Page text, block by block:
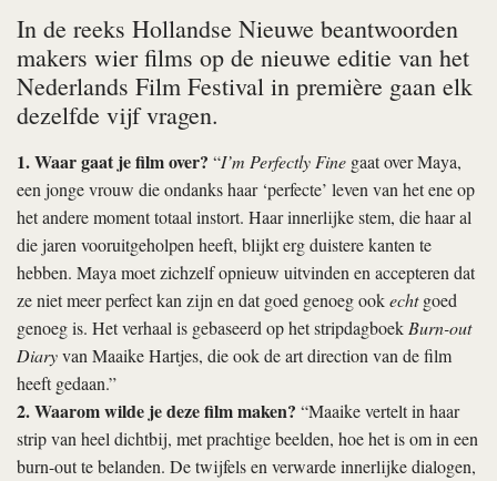
In de reeks Hollandse Nieuwe beantwoorden
makers wier films op de nieuwe editie van het
Nederlands Film Festival in première gaan elk
dezelfde vijf vragen.
1. Waar gaat je film over? “I’m Perfectly Fine gaat over Maya,
een jonge vrouw die ondanks haar ‘perfecte’ leven van het ene op
het andere moment totaal instort. Haar innerlijke stem, die haar al
die jaren vooruitgeholpen heeft, blijkt erg duistere kanten te
hebben. Maya moet zichzelf opnieuw uitvinden en accepteren dat
ze niet meer perfect kan zijn en dat goed genoeg ookechtgoed
genoeg is. Het verhaal is gebaseerd op het stripdagboekBurn-out
Diaryvan Maaike Hartjes, die ook de art direction van de film
heeft gedaan.”
2. Waarom wilde je deze film maken? “Maaike vertelt in haar
strip van heel dichtbij, met prachtige beelden, hoe het is om in een
burn-out te belanden. De twijfels en verwarde innerlijke dialogen,